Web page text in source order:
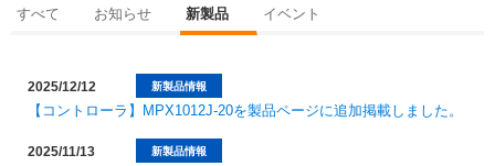
すべて お知らせ 新製品 イベント
新製品情報
2025/12/12
【コントローラ】MPX1012J-20を製品ページに追加掲載しました。
新製品情報
2025/11/13